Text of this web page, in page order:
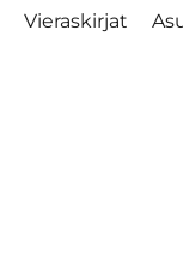
Vieraskirjat